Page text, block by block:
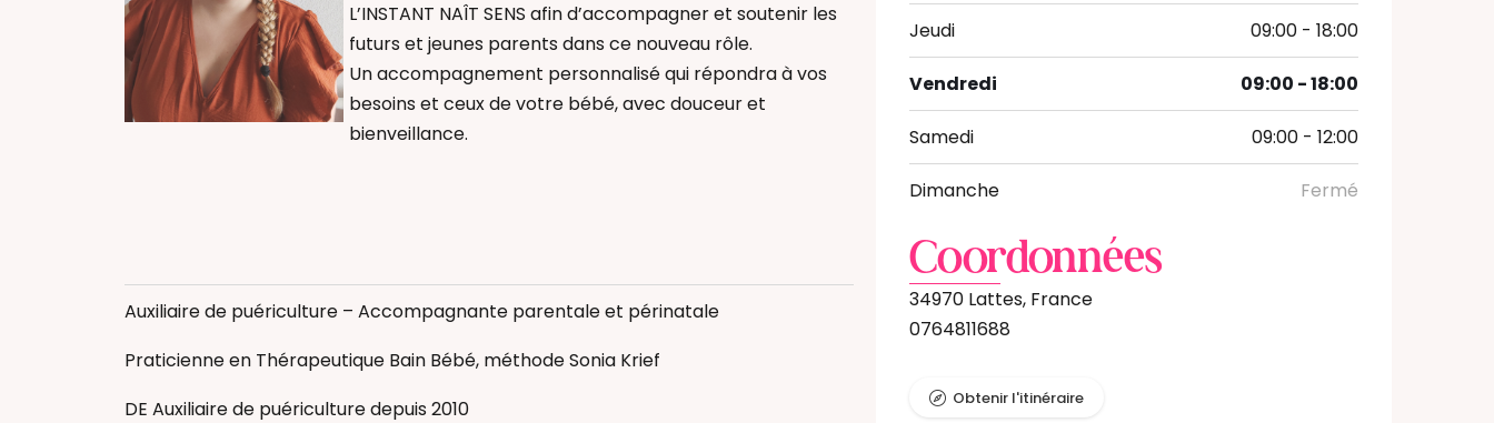
L’INSTANT NAÎT SENS afin d’accompagner et soutenir les
futurs et jeunes parents dans ce nouveau rôle.
Un accompagnement personnalisé qui répondra à vos
besoins et ceux de votre bébé, avec douceur et
bienveillance.
Auxiliaire de puériculture – Accompagnante parentale et périnatale
Praticienne en Thérapeutique Bain Bébé, méthode Sonia Krief
DE Auxiliaire de puériculture depuis 2010
Jeudi 09:00 - 18:00
Vendredi 09:00 - 18:00
Samedi 09:00 - 12:00
Dimanche Fermé
Coordonnées
34970 Lattes, France
0764811688
Obtenir l'itinéraire